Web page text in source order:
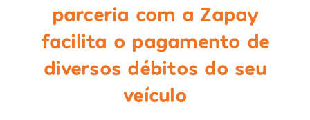
parceria com a Zapay
facilita o pagamento de
diversos débitos do seu
veículo